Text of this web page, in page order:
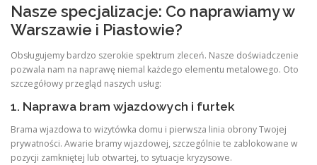
Nasze specjalizacje: Co naprawiamy w
Warszawie i Piastowie?
Obsługujemy bardzo szerokie spektrum zleceń. Nasze doświadczenie
pozwala nam na naprawę niemal każdego elementu metalowego. Oto
szczegółowy przegląd naszych usług:
1. Naprawa bram wjazdowych i furtek
Brama wjazdowa to wizytówka domu i pierwsza linia obrony Twojej
prywatności. Awarie bramy wjazdowej, szczególnie te zablokowane w
pozycji zamkniętej lub otwartej, to sytuacje kryzysowe.